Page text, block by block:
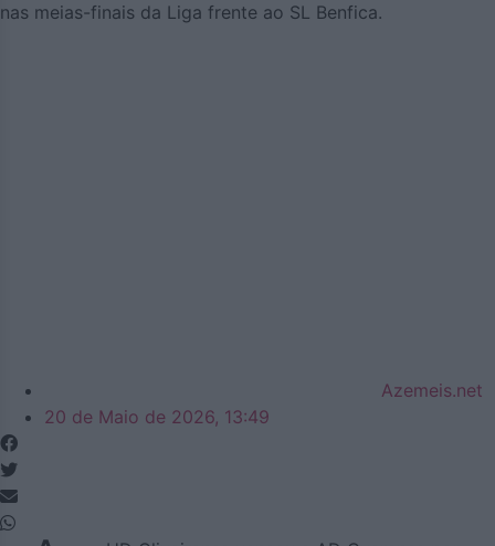
nas meias-finais da Liga frente ao SL Benfica.
Azemeis.net
20 de Maio de 2026, 13:49